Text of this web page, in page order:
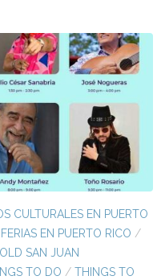
CULTURALES EN PUERTO
FERIAS EN PUERTO RICO /
OLD SAN JUAN
TO DO / THINGS TO